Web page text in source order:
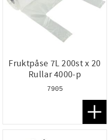
i favoriter
Fruktpåse 7L 200st x 20
Rullar 4000-p
7905